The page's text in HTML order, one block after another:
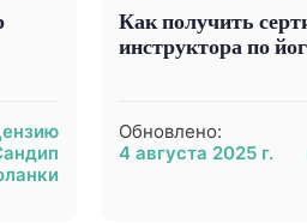
Как получить
инструктора по
Обновлено:
4 августа 2025 г.